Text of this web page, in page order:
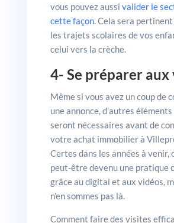
vous pouvez aussi valider le
cette façon. Cela sera
les trajets scolaires de vos
celui vers la crèche.
4- Se préparer aux
Même si vous avez un coup de
une annonce, d’autres éléments
seront nécessaires avant de
votre achat immobilier à
Certes dans les années à venir,
peut-être devenu une pratique
grâce au digital et aux vidéos,
n’en sommes pas là.
Comment faire des visites